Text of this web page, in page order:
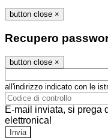
button close ×
Recupero
button close ×
all'indirizzo indicato con le
E-mail inviata, si prega
elettronica!